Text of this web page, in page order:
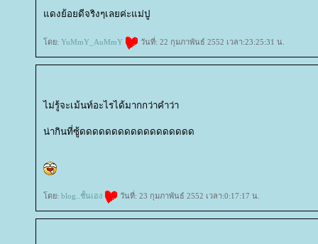
ดงย้อยดีจริงๆเลยค่ะแม่ปู
ดย: YuMmY_AuMmY วันที่: 22 กุมภาพันธ์ 2552 เวลา:23:25:31 น.
ไม่รู้จะเม้นท์อะไรได้มากกว่าคำว่า
น่ากินที่ซู้ดดดดดดดดดดดดดดดดดด
ดย: blog..ชั้นเอง วันที่: 23 กุมภาพันธ์ 2552 เวลา:0:17:17 น.